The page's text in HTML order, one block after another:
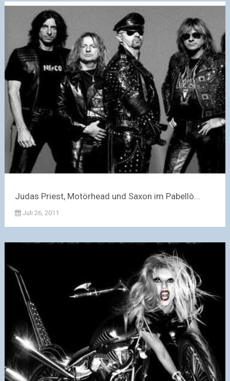
Judas Priest, Motörhead und Saxon im Pabellò...
Juli 26, 2011